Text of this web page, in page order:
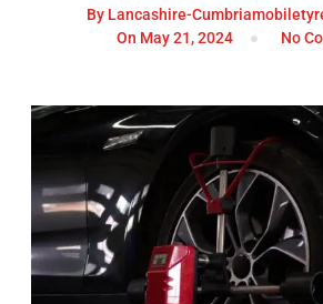
ByLancashire-
On May 21, 2024 No